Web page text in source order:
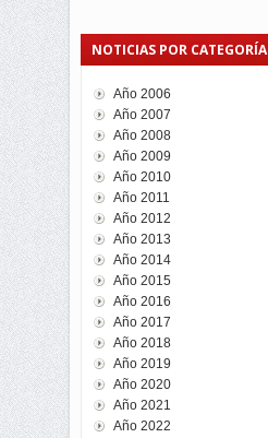
NOTICIAS POR CATEGORÍA
Año 2006
Año 2007
Año 2008
Año 2009
Año 2010
Año 2011
Año 2012
Año 2013
Año 2014
Año 2015
Año 2016
Año 2017
Año 2018
Año 2019
Año 2020
Año 2021
Año 2022